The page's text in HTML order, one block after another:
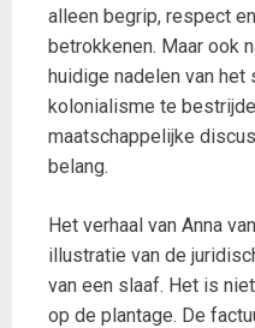
alleen begrip, respect
betrokkenen. Maar ook
huidige nadelen van
kolonialisme te
maatschappelijke
belang.
Het verhaal van Anna
illustratie van de
van een slaaf. Het is
op de plantage. De